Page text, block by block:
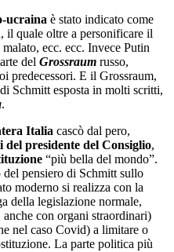
ucraina è stato indicato come
il quale oltre a personificare il
ecc. ecc. Invece Putin
del Grossraum russo,
predecessori. E il Grossraum,
Schmitt esposta in molti scritti,
.
Italia cascò dal pero,
del presidente del Consiglio,
“più bella del mondo”.
pensiero di Schmitt sullo
moderno si realizza con la
della legislazione normale,
con organi straordinari)
nel caso Covid) a limitare o
La parte politica più